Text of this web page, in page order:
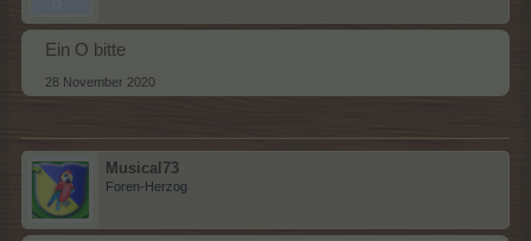
Ein O bitte
28 November 2020
Musical73
Foren-Herzog